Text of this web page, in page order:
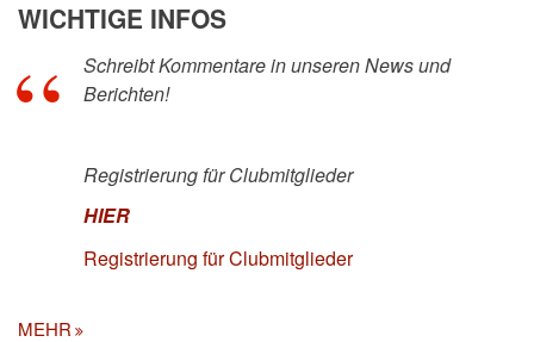
WICHTIGE INFOS
Schreibt Kommentare in unseren News und
Berichten!
Registrierung für Clubmitglieder
HIER
Registrierung für Clubmitglieder
MEHR